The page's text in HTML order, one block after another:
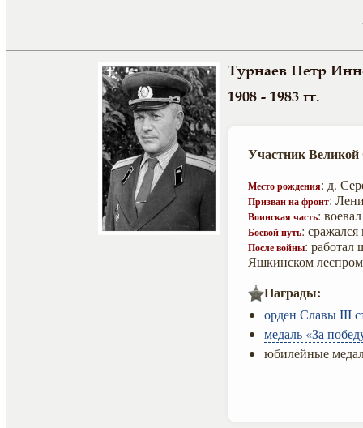
Турнаев Петр
1908 - 1983 гг.
Участник
Место рождения: д.
Призван на фронт:
Воинская часть:
Боевой путь:
После войны: работал
Яшкинском
Награды:
орден Славы III
медаль «За
юбилейные